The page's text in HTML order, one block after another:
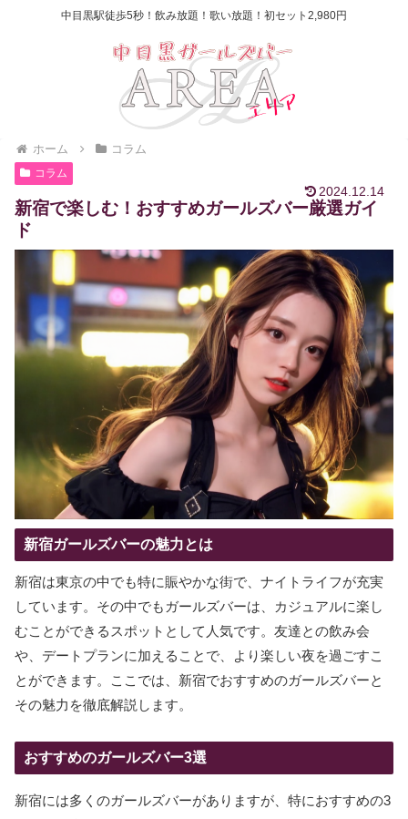
中目黒駅徒歩5秒！飲み放題！歌い放題！初セット2,980円
ホーム コラム
コラム
2024.12.14
新宿で楽しむ！おすすめガールズバー厳選ガイ
ド
新宿ガールズバーの魅力とは
新宿は東京の中でも特に賑やかな街で、ナイトライフが充実
しています。その中でもガールズバーは、カジュアルに楽し
むことができるスポットとして人気です。友達との飲み会
や、デートプランに加えることで、より楽しい夜を過ごすこ
とができます。ここでは、新宿でおすすめのガールズバーと
その魅力を徹底解説します。
おすすめのガールズバー3選
新宿には多くのガールズバーがありますが、特におすすめの3